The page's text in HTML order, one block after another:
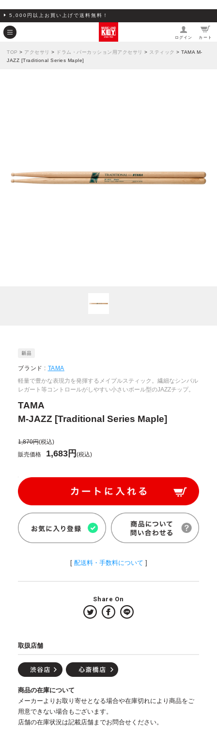
5,000円以上お買い上げで送料無料！
ログイン カート
TOP > アクセサリ > ドラム・パーカッション用アクセサリ > スティック > TAMA M-
JAZZ [Traditional Series Maple]
ブランド : TAMA
軽量で豊かな表現力を発揮するメイプルスティック。繊細なシンバル
レガート等コントロールがしやすい小さいボール型のJAZZチップ。
TAMA
M-JAZZ [Traditional Series Maple]
1,870円(税込)
販売価格
1,683円(税込)
[ 配送料・手数料について ]
Share On
取扱店舗
商品の在庫について
メーカーよりお取り寄せとなる場合や在庫切れにより商品をご
用意できない場合もございます。
店舗の在庫状況は記載店舗までお問合せください。